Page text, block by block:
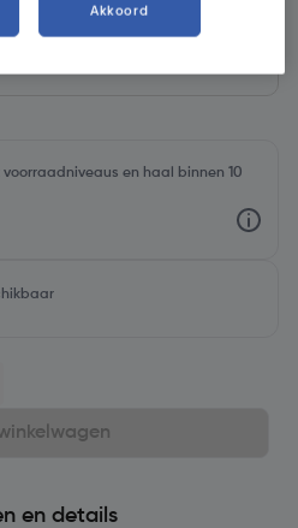
en haal binnen 10
en details
Akkoord